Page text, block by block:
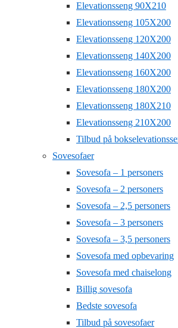
Elevationsseng 90X210
Elevationsseng 105X200
Elevationsseng 120X200
Elevationsseng 140X200
Elevationsseng 160X200
Elevationsseng 180X200
Elevationsseng 180X210
Elevationsseng 210X200
Tilbud på
Sovesofaer
Sovesofa – 1 personers
Sovesofa – 2 personers
Sovesofa – 2,5 personers
Sovesofa – 3 personers
Sovesofa – 3,5 personers
Sovesofa med opbevaring
Sovesofa med chaiselong
Billig sovesofa
Bedste sovesofa
Tilbud på sovesofaer